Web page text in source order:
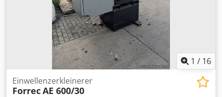
1 / 16
Einwellenzerkleinerer
ForrecAE 600/30